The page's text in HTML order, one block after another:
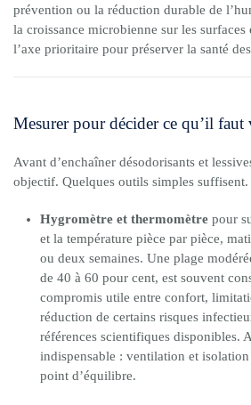
prévention ou la réduction durable de
la croissance microbienne sur les surfaces
l’axe prioritaire pour préserver la santé
Mesurer pour décider ce qu’il faut
Avant d’enchaîner désodorisants et
objectif. Quelques outils simples suffisent.
Hygromètre et thermomètre pour
et la température pièce par pièce,
ou deux semaines. Une plage
de 40 à 60 pour cent, est souvent
compromis utile entre confort,
réduction de certains risques
références scientifiques disponibles.
indispensable : ventilation et
point d’équilibre.